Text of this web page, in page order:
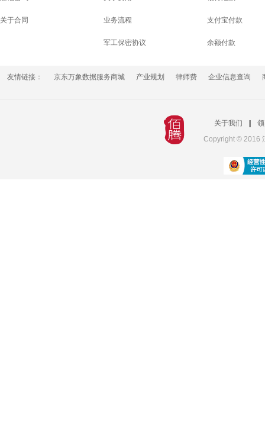
关于合同 业务流程
军工保密协议
支付宝付款
余额付款
友情链接： 京东万象数据服务商城 产业规划 律师费 企业信息查询
关于我们
Copyright © 2016